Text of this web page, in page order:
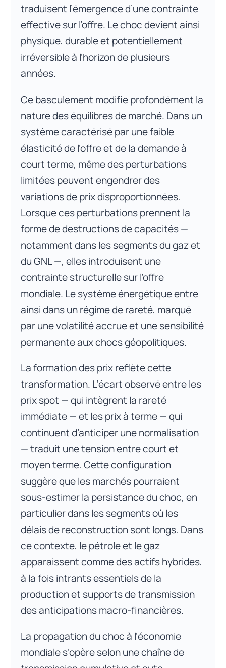
traduisent l’émergence d’une contrainte
effective sur l’offre. Le choc devient ainsi
physique, durable et potentiellement
irréversible à l’horizon de plusieurs
années.
Ce basculement modifie profondément la
nature des équilibres de marché. Dans un
système caractérisé par une faible
élasticité de l’offre et de la demande à
court terme, même des perturbations
limitées peuvent engendrer des
variations de prix disproportionnées.
Lorsque ces perturbations prennent la
forme de destructions de capacités —
notamment dans les segments du gaz et
du GNL —, elles introduisent une
contrainte structurelle sur l’offre
mondiale. Le système énergétique entre
ainsi dans un régime de rareté, marqué
par une volatilité accrue et une sensibilité
permanente aux chocs géopolitiques.
La formation des prix reflète cette
transformation. L’écart observé entre les
prix spot — qui intègrent la rareté
immédiate — et les prix à terme — qui
continuent d’anticiper une normalisation
— traduit une tension entre court et
moyen terme. Cette configuration
suggère que les marchés pourraient
sous-estimer la persistance du choc, en
particulier dans les segments où les
délais de reconstruction sont longs. Dans
ce contexte, le pétrole et le gaz
apparaissent comme des actifs hybrides,
à la fois intrants essentiels de la
production et supports de transmission
des anticipations macro-financières.
La propagation du choc à l’économie
mondiale s’opère selon une chaîne de